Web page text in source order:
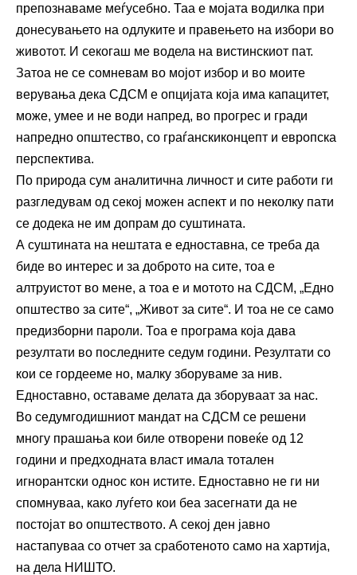
препознаваме меѓусебно. Таа е мојата водилка при
донесувањето на одлуките и правењето на избори во
животот. И секогаш ме водела на вистинскиот пат.
Затоа не се сомневам во мојот избор и во моите
верувања дека СДСМ е опцијата која има капацитет,
може, умее и не води напред, во прогрес и гради
напредно општество, со граѓанскиконцепт и европска
перспектива.
По природа сум аналитична личност и сите работи ги
разгледувам од секој можен аспект и по неколку пати
се додека не им допрам до суштината.
А суштината на нештата е едноставна, се треба да
биде во интерес и за доброто на сите, тоа е
алтруистот во мене, а тоа е и мотото на СДСМ, „Едно
општество за сите“, „Живот за сите“. И тоа не се само
предизборни пароли. Тоа е програма која дава
резултати во последните седум години. Резултати со
кои се гордееме но, малку зборуваме за нив.
Едноставно, оставаме делата да зборуваат за нас.
Во седумгодишниот мандат на СДСМ се решени
многу прашања кои биле отворени повеќе од 12
години и предходната власт имала тотален
игнорантски однос кон истите. Едноставно не ги ни
спомнуваа, како луѓето кои беа засегнати да не
постојат во општеството. А секој ден јавно
настапуваа со отчет за сработеното само на хартија,
на дела НИШТО.